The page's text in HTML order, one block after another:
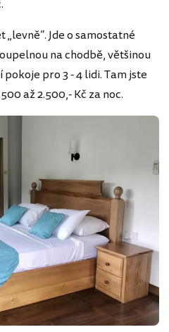
Jde o samostatné
na chodbě, většinou
pokoje pro 3 - 4 lidi. Tam jste
až 2.500,- Kč za noc.